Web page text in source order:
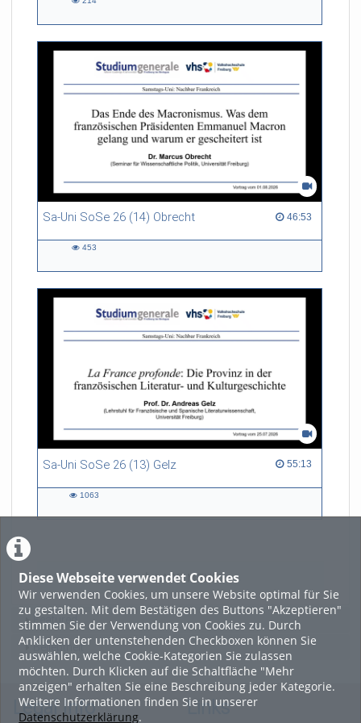
Diese Webseite verwendet Cookies
Wir verwenden Cookies, um unsere Website optimal für Sie
zu gestalten. Mit dem Bestätigen des Buttons "Akzeptieren"
stimmen Sie der Verwendung von Cookies zu. Durch
Anklicken der untenstehenden Checkboxen können Sie
auswählen, welche Cookie-Kategorien Sie zulassen
möchten. Durch Klicken auf die Schaltfläche "Mehr
anzeigen" erhalten Sie eine Beschreibung jeder Kategorie.
Weitere Informationen finden Sie in unserer
Datenschutzerklärung.
Sa-Uni SoSe 26 (14) Obrecht 46:53
46:53 duration
453
Sa-Uni SoSe 26 (13) Gelz 55:13
55:13 duration
1063
LADE MEHR
Featured
Beliebtheit
Legal Info Links